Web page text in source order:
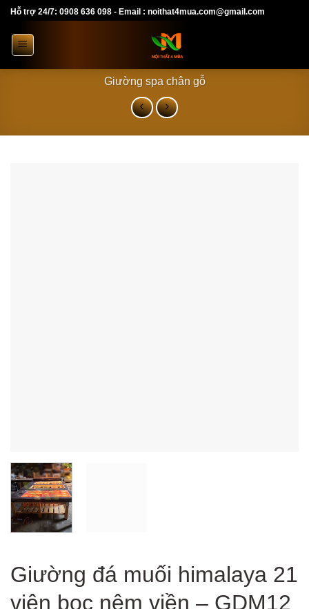
Skip
content
Hỗ trợ 24/7: 0908 636 098 - Email : noithat4mua.com@gmail.com
Giường spa chân gỗ
Giường đá muối himalaya 21
viên bọc nệm viền – GDM12